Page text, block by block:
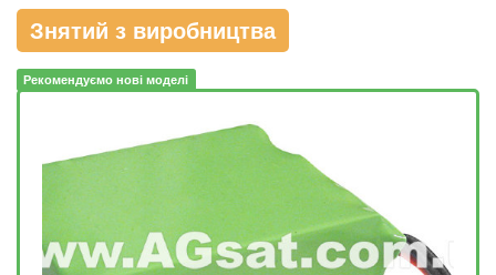
Знятий з виробництва
Рекомендуємо нові моделі